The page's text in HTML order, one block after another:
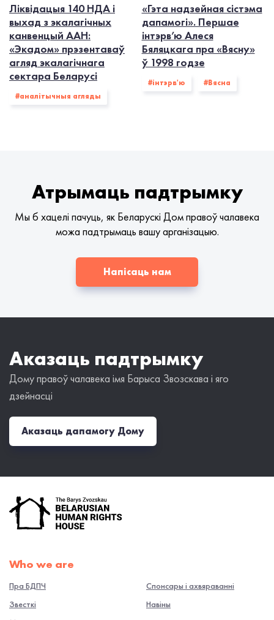
Ліквідацыя 140 НДА і
выхад з экалагiчных
канвенцый ААН:
«Экадом» прэзентаваў
агляд экалагічнага
сектара Беларусі
#аналітычныя агляды
«Гэта надзейная сістэма
дапамогі». Першае
інтэрв’ю Алеся
Бяляцкага пра «Вясну»
ў 1998 годзе
#інтэрв'ю #Вясна
Атрымаць падтрымку
Мы б хацелі пачуць, як Беларускі Дом правоў чалавека
можа падтрымаць вашу арганізацыю.
Напісаць нам
Аказаць падтрымку
Дому правоў чалавека імя Барыса Звозскава і яго
дзейнасці
Аказаць дапамогу Дому
Who we are
Пра БДПЧ
Звесткі
Спонсары і ахвяраванні
Навiны